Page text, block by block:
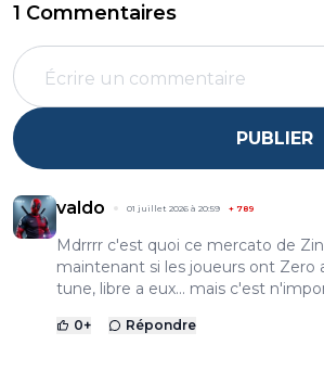
1 Commentaires
PUBLIER
valdo 01 juillet 2026 à 20:59 + 789
Mdrrrr c'est quoi ce mercato de
maintenant si les joueurs ont
tune, libre a eux... mais c'est
0+ Répondre